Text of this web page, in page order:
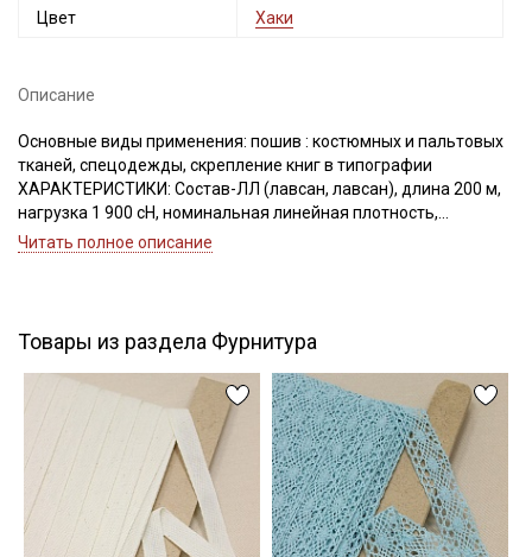
Цвет Хаки
Описание
Основные виды применения: пошив : костюмных и пальтовых
тканей, спецодежды, скрепление книг в типографии
ХАРАКТЕРИСТИКИ: Состав-ЛЛ (лавсан, лавсан), длина 200 м,
нагрузка 1 900 сН, номинальная линейная плотность,
Текс(структура)- 43,5 (21Текс*2)
Читать полное описание
Товары из раздела Фурнитура
Ознакомлен(а) сПолитикой обработки персональных
данныхи даю
Согласие на обработку персональных
данных